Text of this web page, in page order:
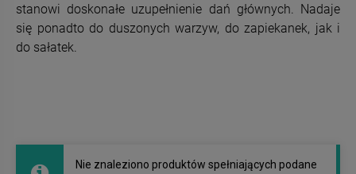
stanowi doskonałe uzupełnienie dań głównych. Nadaje
się ponadto do duszonych warzyw, do zapiekanek, jak i
do sałatek.
Nie znaleziono produktów spełniających podane